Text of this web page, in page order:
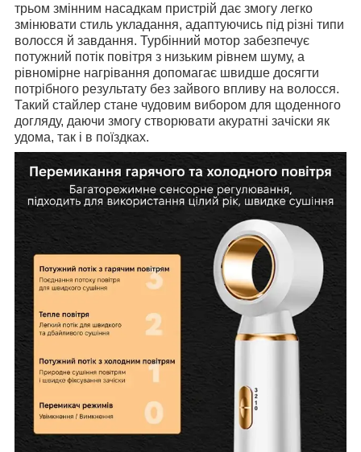
трьом змінним насадкам пристрій дає змогу легко
змінювати стиль укладання, адаптуючись під різні типи
волосся й завдання. Турбінний мотор забезпечує
потужний потік повітря з низьким рівнем шуму, а
рівномірне нагрівання допомагає швидше досягти
потрібного результату без зайвого впливу на волосся.
Такий стайлер стане чудовим вибором для щоденного
догляду, даючи змогу створювати акуратні зачіски як
удома, так і в поїздках.